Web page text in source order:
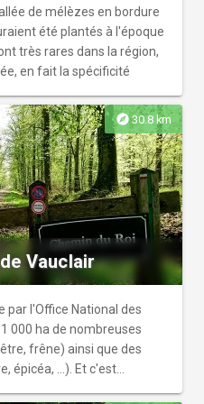
de mélèzes en bordure
été plantés à l'époque
très rares dans la région,
en fait la spécificité
explore 30.8 km
Vauclair
par l'Office National des
000 ha de nombreuses
frêne) ainsi que des
épicéa, ...). Et c'est